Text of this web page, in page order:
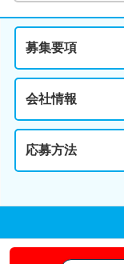
募集要項
会社情報
応募方法